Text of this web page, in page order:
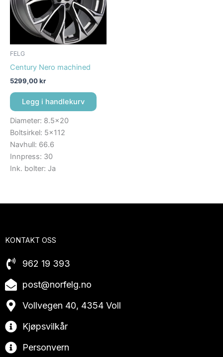
FELG
Century Nero machined
5299,00kr
Legg i handlekurv
Diameter: 8.5×20
Boltsirkel: 5×112
Navhull: 66.6
Innpress: 30
Ink. bolter: Ja
KONTAKT OSS
962 19 393
post@norfelg.no
Vollvegen 40, 4354 Voll
Kjøpsvilkår
Personvern